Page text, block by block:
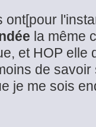
ont[pour
la même
et HOP elle
de
je me sois